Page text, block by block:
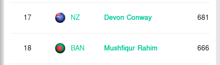
17 NZ Devon Conway 681
18 BAN Mushfiqur Rahim 666